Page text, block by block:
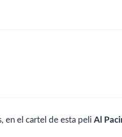
en el cartel de esta peli Al